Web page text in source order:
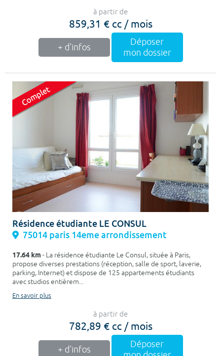
à partir de
859,31 € cc / mois
+ d'infos
Déposer
mon dossier
Résidence étudiante LE CONSUL
75014 paris 14eme arrondissement
17.64 km- La résidence étudiante Le Consul, située à Paris,
propose diverses prestations (réception, salle de sport, laverie,
parking, Internet) et dispose de 125 appartements étudiants
avec studios entièrem...
En savoir plus
à partir de
782,89 € cc / mois
+ d'infos
Déposer